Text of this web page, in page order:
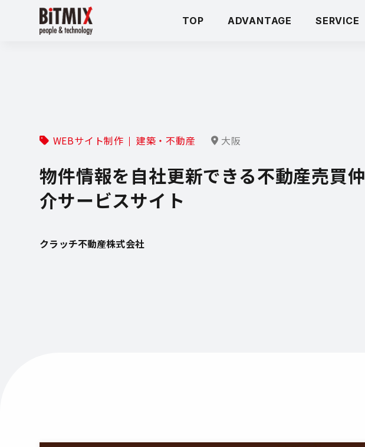
TOP ADVANTAGE SERVICE
WEBサイト制作 建築・不動産 大阪
物件情報を自社更新できる不動産売買仲
介サービスサイト
クラッチ不動産株式会社